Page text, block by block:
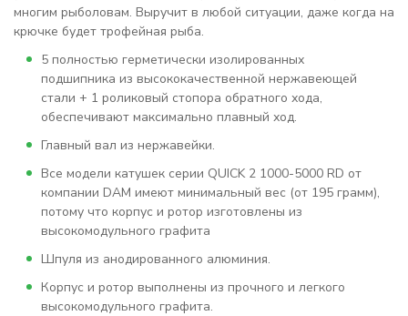
многим рыболовам. Выручит в любой ситуации, даже когда на
крючке будет трофейная рыба.
5 полностью герметически изолированных
подшипника из высококачественной нержавеющей
стали + 1 роликовый стопора обратного хода,
обеспечивают максимально плавный ход.
Главный вал из нержавейки.
Все модели катушек серии QUICK 2 1000-5000 RD от
компании DAM имеют минимальный вес (от 195 грамм),
потому что корпус и ротор изготовлены из
высокомодульного графита
Шпуля из анодированного алюминия.
Корпус и ротор выполнены из прочного и легкого
высокомодульного графита.